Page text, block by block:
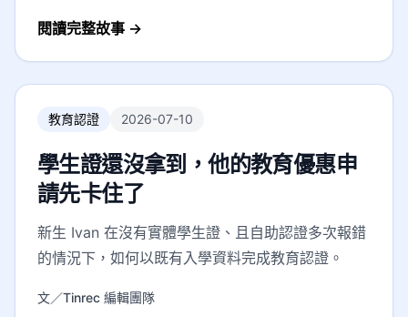
閱讀完整故事 →
教育認證 2026-07-10
學生證還沒拿到，他的教育優惠申
請先卡住了
新生 Ivan 在沒有實體學生證、且自助認證多次報錯
的情況下，如何以既有入學資料完成教育認證。
文／Tinrec 編輯團隊